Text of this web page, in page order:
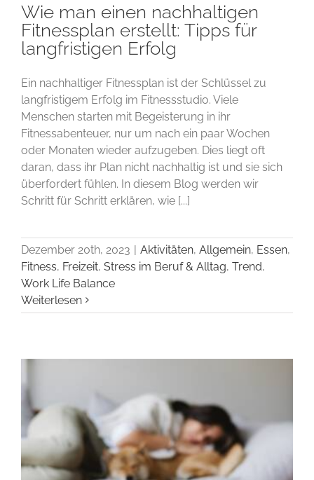
Wie man einen nachhaltigen
Fitnessplan erstellt: Tipps für
langfristigen Erfolg
Ein nachhaltiger Fitnessplan ist der Schlüssel zu
langfristigem Erfolg im Fitnessstudio. Viele
Menschen starten mit Begeisterung in ihr
Fitnessabenteuer, nur um nach ein paar Wochen
oder Monaten wieder aufzugeben. Dies liegt oft
daran, dass ihr Plan nicht nachhaltig ist und sie sich
überfordert fühlen. In diesem Blog werden wir
Schritt für Schritt erklären, wie [...]
Dezember 20th, 2023 | Aktivitäten, Allgemein, Essen,
Fitness, Freizeit, Stress im Beruf & Alltag, Trend,
Work Life Balance
Weiterlesen